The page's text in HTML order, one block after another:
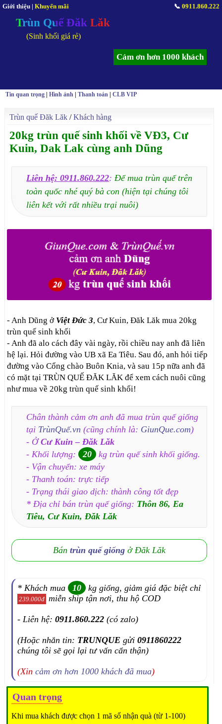
Giới thiệu | Khuyến mãi 📞 0911.860.222
Trùn Quế Đăk Lăk
(Sinh khối giá rẻ)
Cảm ơn hơn 1000 khách
Tin quan trọng |Hình ảnh |Thanh toán |CLB VIP
Trùn quế Đăk Lăk /Khách hàng
20kg trùn quế sinh khối về VĐ3, Cư
Kuin, Dak Lak cùng anh Dũng
Liên hệ: 0911.860.222:Để mua trùn quế trên
toàn quốc nhé quý bà con (hiện tại chúng tôi
liên kết với rất nhiều trại nuôi)
- Anh Dũng ở Việt Đức 3, Cư Kuin, Đăk Lăk mua 20kg
trùn quế sinh khối
- Anh đã alo cách đây vài ngày, rồi chiều nay anh đã liên
hệ lại. Hỏi đường vào UB xã Ea Tiêu. Sau đó, anh hỏi tiếp
đường vào Cổng chào Buôn Knia, và sau 15p nữa anh đã
có mặt tại TRÙN QUẾ ĐĂK LĂK để xem cách nuôi cũng
như mua về 20kg trùn quế sinh khối!
Chân thành cảm ơn anh đã mua trùn quế giống
tại TrùnQuế.vn (cũng chính là: GiunQue.com)
- ỞCư Kuin – Đăk Lăk
- Khối lượng: 20
kg trùn quế sinh khối giống.
- Vận chuyển: xe máy
- Thanh toán: trực tiếp
- Trạng thái giao dịch: thành công tốt đẹp
* Địa chỉ bán trùn quế giống: Thôn 86, Ea
Tiêu, Cư Kuin, Đăk Lăk
Bántrùn quế giống ở Đăk Lăk
* Khách mua 10 kg giống, giảm giá đặc biệt chỉ
239.000đ miễn ship tận nơi, thu hộ COD
- Liên hệ:0911.860.222 (có zalo)
(Hoặc nhắn tin: TRUNQUE gửi0911860222
chúng tôi sẽ gọi lại tư vấn cẩn thận)
(Xincảm ơn hơn 1000 khách đã mua)
Quan trọng
Khi mua khách được chọn 1 mã số nhận quà (từ 1-100)